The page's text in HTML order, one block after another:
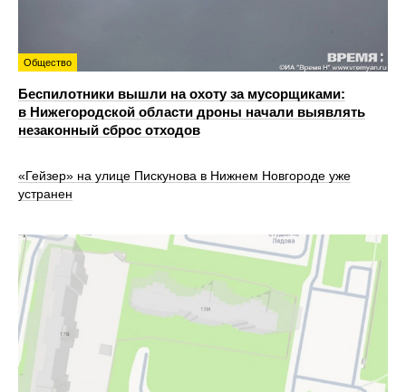
Общество
Беспилотники вышли на охоту за мусорщиками:
в Нижегородской области дроны начали выявлять
незаконный сброс отходов
«Гейзер» на улице Пискунова в Нижнем Новгороде уже
устранен